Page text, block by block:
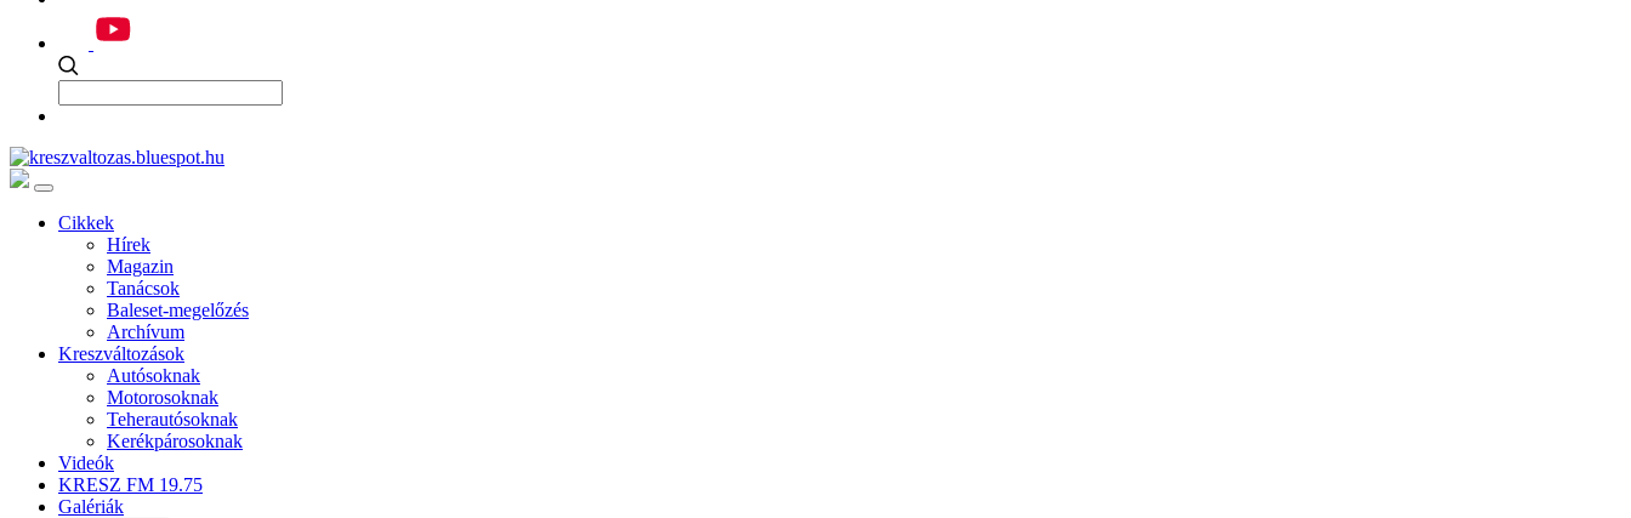
Cikkek
Hírek
Magazin
Tanácsok
Baleset-megelőzés
Archívum
Kreszváltozások
Autósoknak
Motorosoknak
Teherautósoknak
Kerékpárosoknak
Videók
KRESZ FM 19.75
Galériák